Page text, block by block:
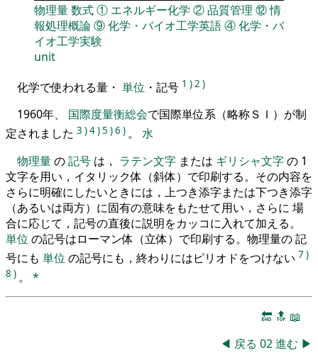
物理量数式① エネルギー化学 ②品質管理 ⑫情
報処理概論⑨化学・バイオ工学英語④化学・バ
イオ工学実験
unit
化学で使われる量・ 単位 ・記号 1 )2 )
1960年、 国際度量衡総会で国際単位系（略称ＳＩ）が制
定されました 3 )4)5 )6 ) 。 水
物理量の記号 は， ラテン文字 または ギリシャ文字の 1
文字を用い，イタリック体（斜体）で印刷する。その内容を
さらに明確にしたいときには，上つき添字または下つき添字
（あるいは両方）に固有の意味をもたせて用い，さらに 場
合に応じて，記号の直後に説明をカッコに入れて加える。
単位 の記号はローマン体（立体）で印刷する。物理量の 記
号にも 単位 の記号にも，終わりにはピリオドをつけない 7 )
8 ) 。 *
🔚 🔝 📖
◀ 戻る 02進む ▶